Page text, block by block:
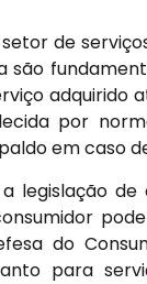
de
são
adquirido
por
em caso
legislação de
do
para